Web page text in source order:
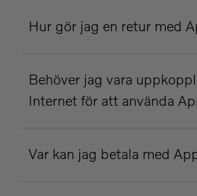
Hur gör jag en retur med
Behöver jag vara
Internet för att använda
Var kan jag betala med